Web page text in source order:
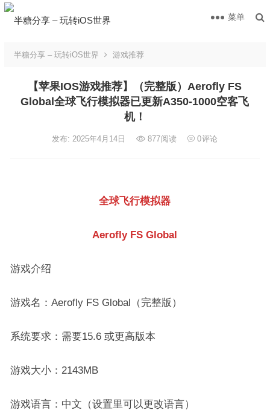
菜单
半糖分享 – 玩转iOS世界 游戏推荐
【苹果IOS游戏推荐】（完整版）Aerofly FS
Global全球飞行模拟器已更新A350-1000空客飞
机！
发布: 2025年4月14日 877阅读 0评论
全球飞行模拟器
Aerofly FS Global
游戏介绍
游戏名：Aerofly FS Global（完整版）
系统要求：需要15.6 或更高版本
游戏大小：2143MB
游戏语言：中文（设置里可以更改语言）